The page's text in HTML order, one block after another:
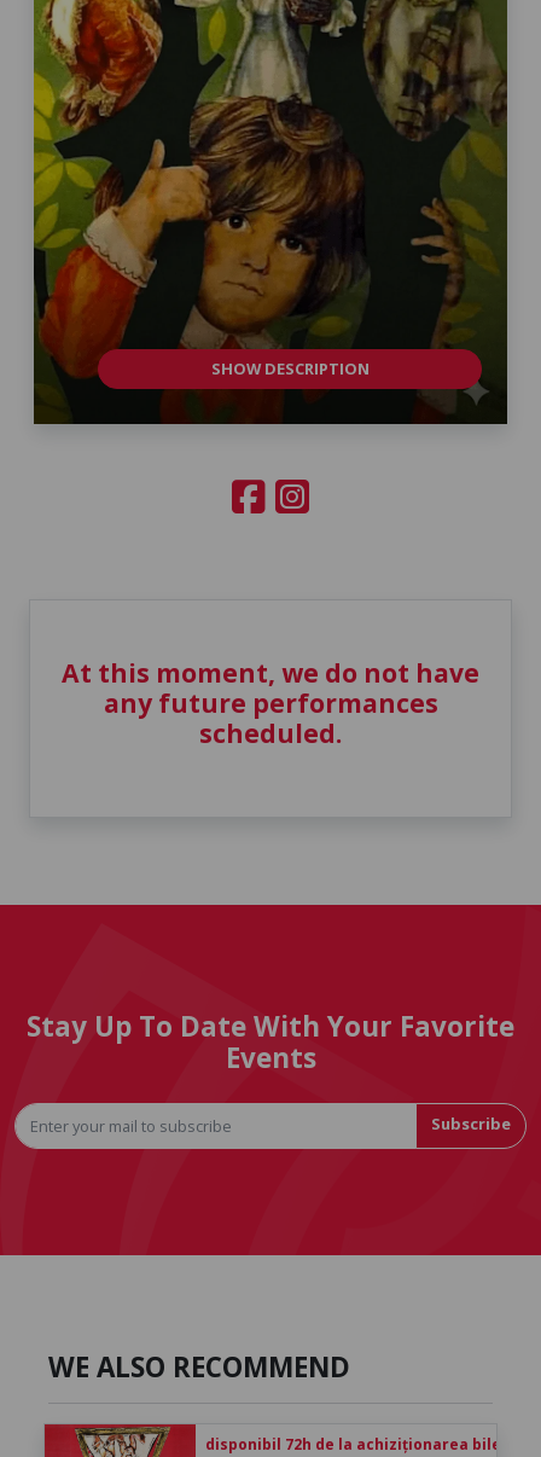
SHOW DESCRIPTION
At this moment, we do not have
any future performances
scheduled.
Stay Up To Date With Your Favorite
Events
Subscribe
WE ALSO RECOMMEND
disponibil 72h de la achiziționarea biletului